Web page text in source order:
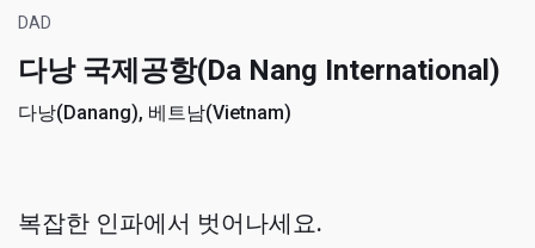
DAD
다낭 국제공항(Da Nang International)
다낭(Danang), 베트남(Vietnam)
복잡한 인파에서 벗어나세요.